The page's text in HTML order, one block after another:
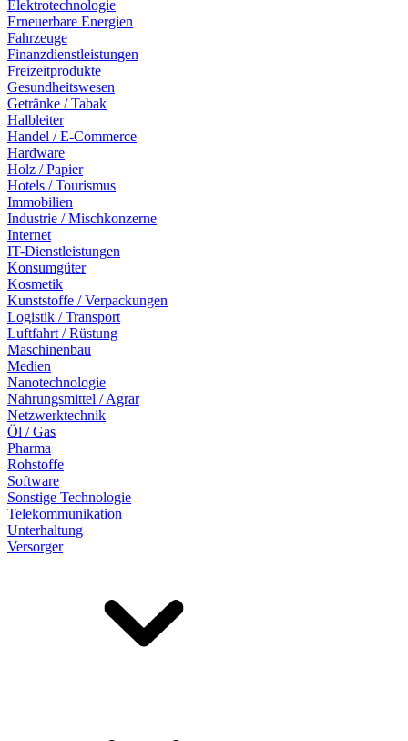
Elektrotechnologie
Erneuerbare Energien
Fahrzeuge
Finanzdienstleistungen
Freizeitprodukte
Gesundheitswesen
Getränke / Tabak
Halbleiter
Handel / E-Commerce
Hardware
Holz / Papier
Hotels / Tourismus
Immobilien
Industrie / Mischkonzerne
Internet
IT-Dienstleistungen
Konsumgüter
Kosmetik
Kunststoffe / Verpackungen
Logistik / Transport
Luftfahrt / Rüstung
Maschinenbau
Medien
Nanotechnologie
Nahrungsmittel / Agrar
Netzwerktechnik
Öl / Gas
Pharma
Rohstoffe
Software
Sonstige Technologie
Telekommunikation
Unterhaltung
Versorger